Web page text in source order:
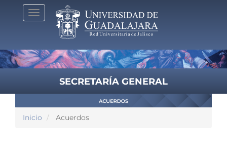
Toggle
navigation
SECRETARÍA GENERAL
Inicio Acuerdos